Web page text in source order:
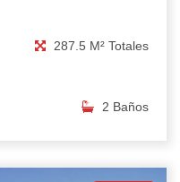
287.5 M² Totales
2 Baños